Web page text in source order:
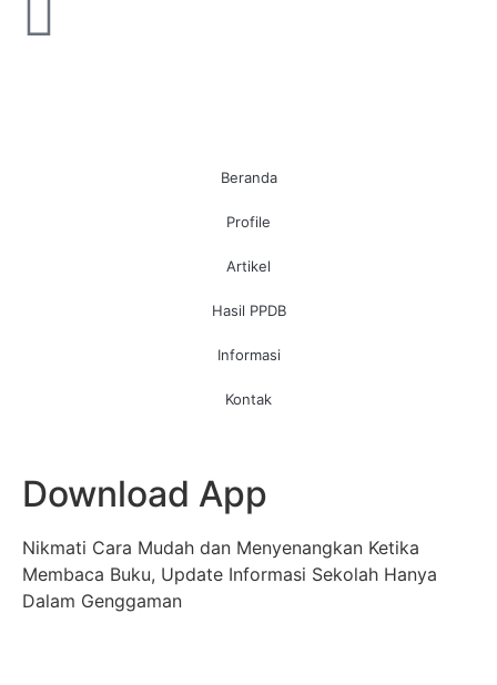
Beranda
Profile
Artikel
Hasil PPDB
Informasi
Kontak
Download App
Nikmati Cara Mudah dan Menyenangkan Ketika
Membaca Buku, Update Informasi Sekolah Hanya
Dalam Genggaman